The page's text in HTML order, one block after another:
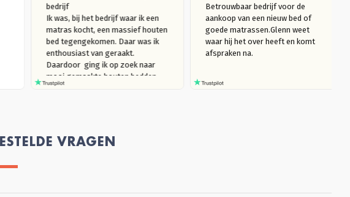
op.
hier
ik een
Ik was, bij het bedrijf waar ik een
matras kocht, een massief houten
bed tegengekomen. Daar was ik
enthousiast van geraakt.
Daardoor  ging ik op zoek naar
mooi gemaakte houten bedden
model van mijn interesse en het
hout te ervaren. Ik trof een heel
meedenkt. Ook in de overleggen
Betrouwbaar bedrijf voor de
aankoop van een nieuw bed of
goede matrassen.Glenn weet
waar hij het over heeft en komt
afspraken na.
VRAGEN